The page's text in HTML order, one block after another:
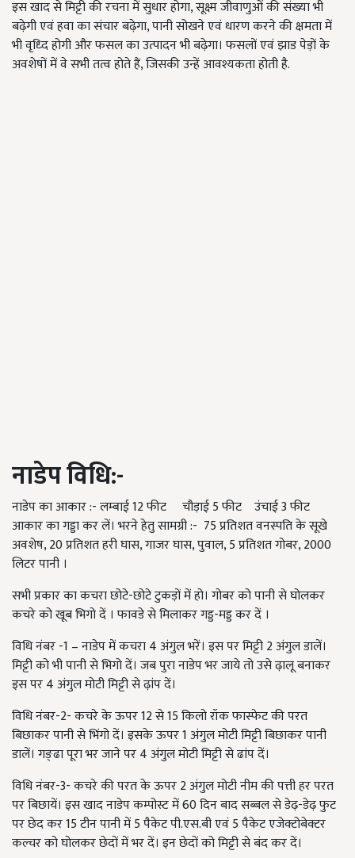
इस खाद से मिट्टी की रचना में सुधार होगा, सूक्ष्म जीवाणुओं की संख्या भी
बढ़ेगी एवं हवा का संचार बढ़ेगा, पानी सोखने एवं धारण करने की क्षमता में
भी वृध्दि होगी और फसल का उत्पादन भी बढ़ेगा। फसलों एवं झाड पेड़ों के
अवशेषों में वे सभी तत्व होते हैं, जिसकी उन्हें आवश्यकता होती है.
नाडेपविधि:-
नाडेप का आकार :- लम्बाई 12 फीट चौड़ाई 5 फीट उंचाई 3 फीट
आकार का गड्डा कर लें। भरने हेतु सामग्री :- 75 प्रतिशत वनस्पति के सूखे
अवशेष, 20 प्रतिशत हरी घास, गाजर घास, पुवाल, 5 प्रतिशत गोबर, 2000
लिटर पानी ।
सभी प्रकार का कचरा छोटे-छोटे टुकड़ों में हो। गोबर को पानी से घोलकर
कचरे को खूब भिगो दें । फावडे से मिलाकर गड्ड-मड्ड कर दें ।
विधि नंबर -1 – नाडेप में कचरा 4 अंगुल भरें। इस पर मिट्टी 2 अंगुल डालें।
मिट्टी को भी पानी से भिगो दें। जब पुरा नाडेप भर जाये तो उसे ढ़ालू बनाकर
इस पर 4 अंगुल मोटी मिट्टी से ढ़ांप दें।
विधि नंबर-2- कचरे के ऊपर 12 से 15 किलो रॉक फास्फेट की परत
बिछाकर पानी से भिंगो दें। इसके ऊपर 1 अंगुल मोटी मिट्टी बिछाकर पानी
डालें। गङ्ढा पूरा भर जाने पर 4 अंगुल मोटी मिट्टी से ढांप दें।
विधि नंबर-3- कचरे की परत के ऊपर 2 अंगुल मोटी नीम की पत्ती हर परत
पर बिछायें। इस खाद नाडेप कम्पोस्ट में 60 दिन बाद सब्बल से डेढ़-डेढ़ फुट
पर छेद कर 15 टीन पानी में 5 पैकेट पी.एस.बी एवं 5 पैकेट एजेक्टोबेक्टर
कल्चर को घोलकर छेदों में भर दें। इन छेदों को मिट्टी से बंद कर दें।